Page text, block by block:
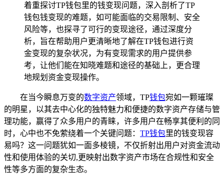
着重探讨TP钱包里的钱变现问题，深入剖析了TP
钱包钱变现的难题，如可能面临的交易限制、安全
风险等，也探寻了可行的变现途径，通过深度分
析，旨在帮助用户更清晰地了解在TP钱包进行资
金变现的复杂状况，为有变现需求的用户提供参
考，让他们能在知晓难题和途径的基础上，更合理
地规划资金变现操作。
在当今瞬息万变的数字资产领域，TP钱包宛如一颗璀璨
的明星，以其去中心化的独特魅力和便捷的数字资产存储与管
理功能，赢得了众多用户的青睐，许多用户在畅享其便利的同
时，心中也不免萦绕着一个关键问题： TP钱包里的钱变现容
易吗？这一问题犹如一面多棱镜，不仅折射出用户对资金流动
性和使用体验的关切,更映射出数字资产市场在合规性和安全
性等多方面的复杂生态。